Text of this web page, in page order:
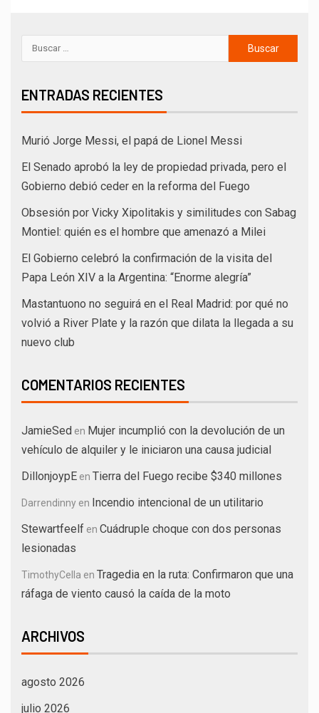
ENTRADAS RECIENTES
Murió Jorge Messi, el papá de Lionel Messi
El Senado aprobó la ley de propiedad privada, pero el
Gobierno debió ceder en la reforma del Fuego
Obsesión por Vicky Xipolitakis y similitudes con Sabag
Montiel: quién es el hombre que amenazó a Milei
El Gobierno celebró la confirmación de la visita del
Papa León XIV a la Argentina: “Enorme alegría”
Mastantuono no seguirá en el Real Madrid: por qué no
volvió a River Plate y la razón que dilata la llegada a su
nuevo club
COMENTARIOS RECIENTES
JamieSed en Mujer incumplió con la devolución de un
vehículo de alquiler y le iniciaron una causa judicial
DillonjoypE en Tierra del Fuego recibe $340 millones
Darrendinny en Incendio intencional de un utilitario
Stewartfeelf en Cuádruple choque con dos personas
lesionadas
TimothyCella en Tragedia en la ruta: Confirmaron que una
ráfaga de viento causó la caída de la moto
ARCHIVOS
agosto 2026
julio 2026